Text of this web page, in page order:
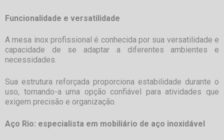
Funcionalidade e versatilidade
Amesa inox profissional é conhecida por sua versatilidade e
capacidade de se adaptar a diferentes ambientes e
necessidades.
Sua estrutura reforçada proporciona estabilidade durante o
uso, tornando-a uma opção confiável para atividades que
exigem precisão e organização.
Aço Rio: especialista em mobiliário de aço inoxidável